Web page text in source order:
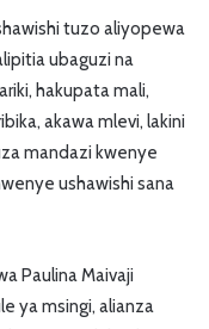
tuzo aliyopewa
ubaguzi na
hakupata mali,
akawa mlevi, lakini
mandazi kwenye
ushawishi sana
Paulina Maivaji
ya msingi, alianza